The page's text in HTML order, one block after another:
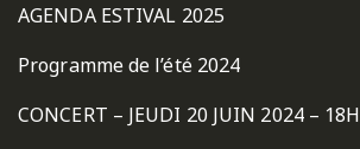
AGENDA ESTIVAL 2025
Programme de l’été 2024
CONCERT – JEUDI 20 JUIN 2024 – 18H